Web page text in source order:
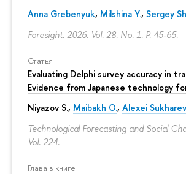
Anna Grebenyuk, Milshina Y., Sergey
Foresight. 2026. Vol. 28. No. 1. P. 45-65.
Статья
Evaluating Delphi survey accuracy in
Evidence from Japanese technology
Niyazov S., Maibakh O., Alexei Sukharev
Technological Forecasting and Social
Vol. 224.
Глава в книге